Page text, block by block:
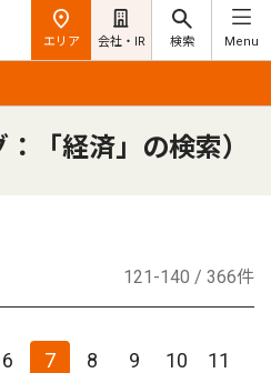
エリア 会社・IR 検索 Menu
「経済」の検索）
121-140 / 366件
6 7 8 9 10
11